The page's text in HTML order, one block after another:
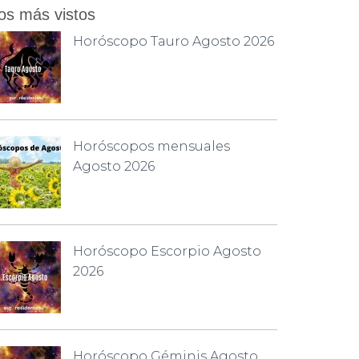
más vistos
Horóscopo Tauro Agosto 2026
Horóscopos mensuales
Agosto 2026
Horóscopo Escorpio Agosto
2026